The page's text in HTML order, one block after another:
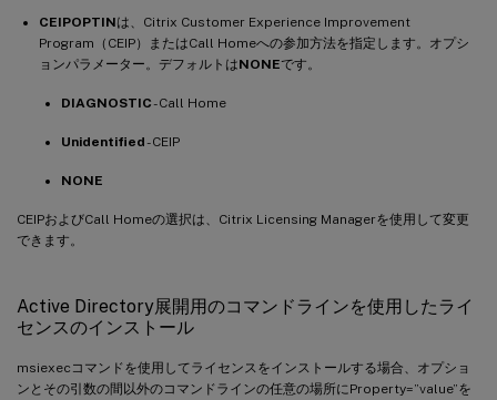
CEIPOPTINは、Citrix Customer Experience Improvement
Program（CEIP）またはCall Homeへの参加方法を指定します。オプシ
ョンパラメーター。デフォルトはNONEです。
DIAGNOSTIC- Call Home
Unidentified- CEIP
NONE
CEIPおよびCall Homeの選択は、Citrix Licensing Managerを使用して変更
できます。
Active Directory展開用のコマンドラインを使用したライ
センスのインストール
msiexecコマンドを使用してライセンスをインストールする場合、オプショ
ンとその引数の間以外のコマンドラインの任意の場所にProperty=”value”を